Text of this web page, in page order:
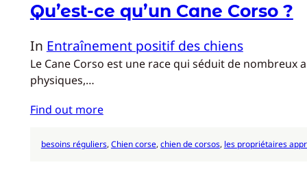
Qu’est-ce qu’un Cane Corso ?
In Entraînement positif des chiens
Le Cane Corso est une race qui séduit de
physiques,…
Find out more
besoins réguliers, Chien corse, chien de corsos, les propriétaires